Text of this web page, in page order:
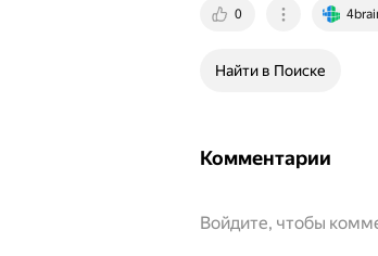
0
Найти в Поиске
Комментарии
Войдите, чтобы